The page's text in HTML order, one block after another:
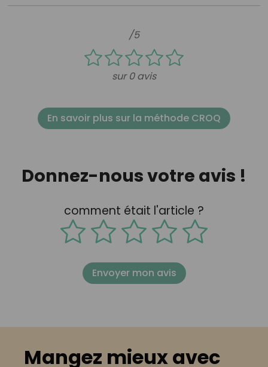
/5
sur 0 avis
En savoir plus sur la méthode CROQ
Donnez-nous votre avis !
comment était l'article ?
Envoyer mon avis
Mangez mieux avec